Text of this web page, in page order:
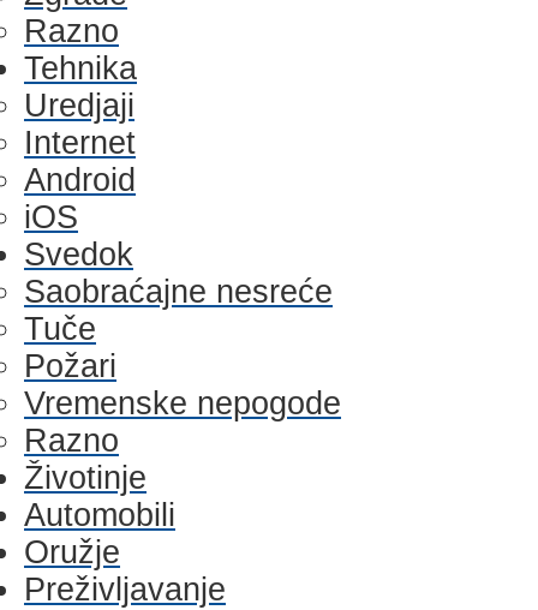
Razno
Tehnika
Uredjaji
Internet
Android
iOS
Svedok
Saobraćajne nesreće
Tuče
Požari
Vremenske nepogode
Razno
Životinje
Automobili
Oružje
Preživljavanje